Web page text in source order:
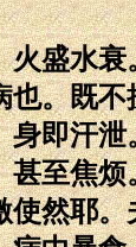
火盛水
也。既
身即汗
甚至焦
使然耶